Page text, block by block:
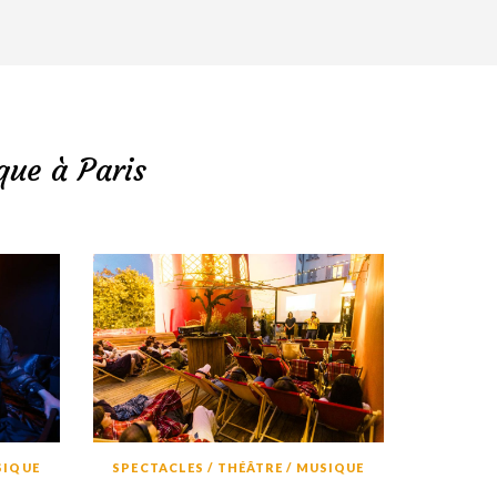
à Paris
SPECTACLES / THÉÂTRE / MUSIQUE